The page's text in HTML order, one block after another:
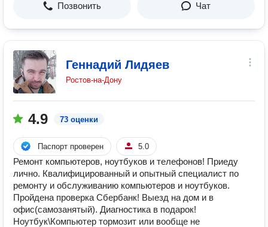
Позвонить Чат
Геннадий Лидяев
Ростов-на-Дону
4.9 73 оценки
Паспорт проверен 5.0
Ремонт компьютеров, ноутбуков и телефонов! Приеду
лично. Квалифицированный и опытный специалист по
ремонту и обслуживанию компьютеров и ноутбуков.
Пройдена проверка Сбербанк! Выезд на дом и в
офис(самозанятый). Диагностика в подарок!
Ноутбук\Компьютер тормозит или вообще не